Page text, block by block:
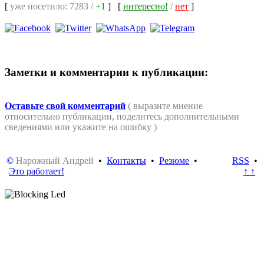
[ уже посетило: 7283 /+1 ] [ интересно! /нет ]
Заметки и комментарии к публикации:
Оставьте свой комментарий ( выразите мнение
относительно публикации, поделитесь дополнительными
сведениями или укажите на ошибку )
© Нарожный Андрей • Контакты • Резюме •
Это работает!
RSS •
↑ ↑